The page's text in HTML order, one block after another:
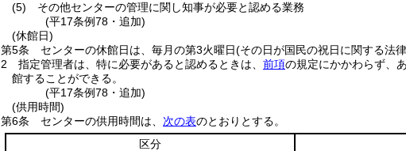
(5)
その他センターの管理に関し知事が必要と認める業務
(平17条例78・追加)
(休館日)
第5条
センターの休館日は、毎月の第3火曜日(その日が国民の祝日に関する法律
2
指定管理者は、特に必要があると認めるときは、 前項の規定にかかわらず、
館することができる。
(平17条例78・追加)
(供用時間)
第6条
センターの供用時間は、 次の表のとおりとする。
区分